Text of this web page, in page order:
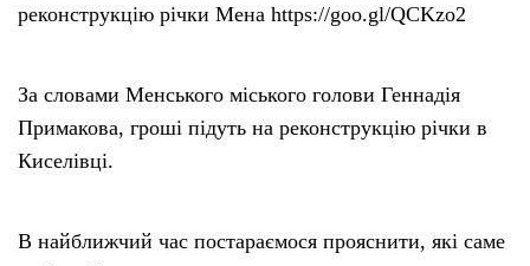
реконструкцію річки Мена https://goo.gl/QCKzo2
За словами Менського міського голови Геннадія
Примакова, гроші підуть на реконструкцію річки в
Киселівці.
В найближчий час постараємося прояснити, які саме